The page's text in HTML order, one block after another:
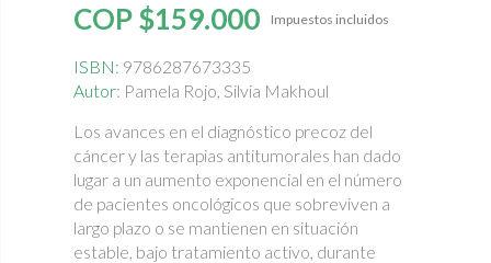
COP $159.000 Impuestos incluidos
ISBN: 9786287673335
Autor: Pamela Rojo, Silvia Makhoul
Los avances en el diagnóstico precoz del
cáncer y las terapias antitumorales han dado
lugar a un aumento exponencial en el número
de pacientes oncológicos que sobreviven a
largo plazo o se mantienen en situación
estable, bajo tratamiento activo, durante